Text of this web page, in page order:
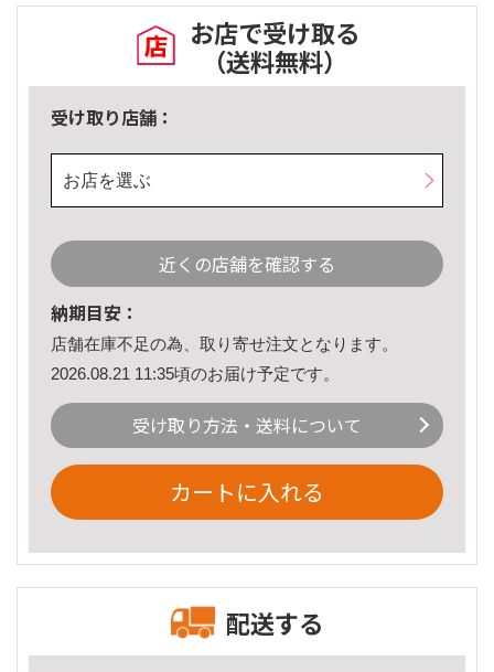
お店で受け取る
（送料無料）
受け取り店舗：
お店を選ぶ
近くの店舗を確認する
納期目安：
店舗在庫不足の為、取り寄せ注文となります。
2026.08.21 11:35頃のお届け予定です。
受け取り方法・送料について
カートに入れる
配送する